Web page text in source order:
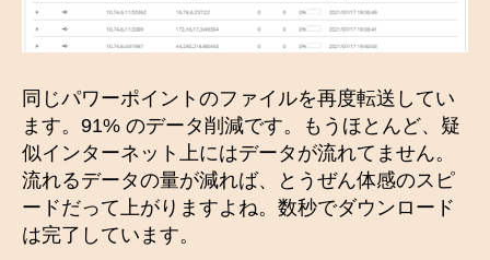
同じパワーポイントのファイルを再度転送してい
ます。91% のデータ削減です。もうほとんど、疑
似インターネット上にはデータが流れてません。
流れるデータの量が減れば、とうぜん体感のスピ
ードだって上がりますよね。数秒でダウンロード
は完了しています。